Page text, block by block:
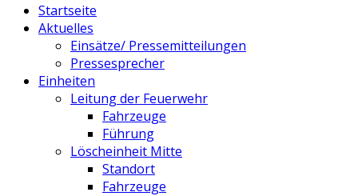
Startseite
Aktuelles
Einsätze/ Pressemitteilungen
Pressesprecher
Einheiten
Leitung der Feuerwehr
Fahrzeuge
Führung
Löscheinheit Mitte
Standort
Fahrzeuge